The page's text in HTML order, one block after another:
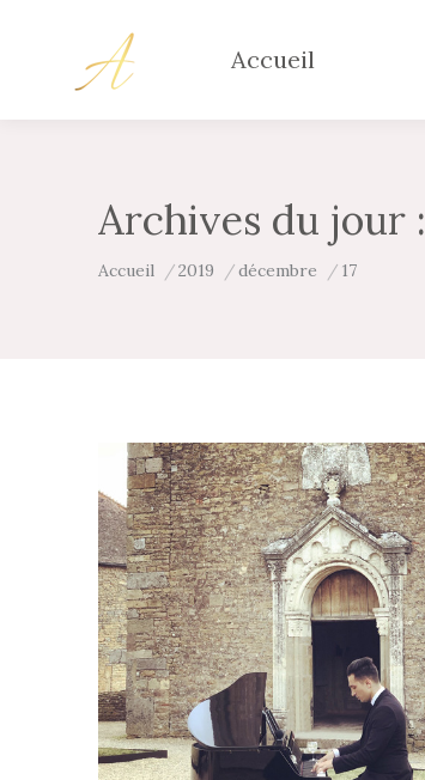
Accueil
Archives du jour :
Vous êtes ici :
Accueil 2019 décembre 17